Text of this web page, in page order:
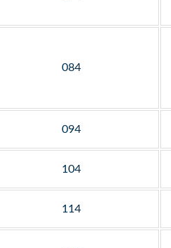
084
094
104
114